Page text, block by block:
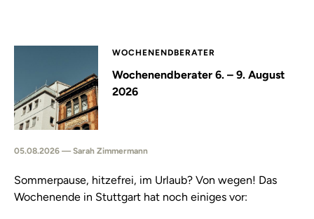
WOCHENENDBERATER
Wochenendberater 6. – 9. August
2026
05.08.2026 — Sarah Zimmermann
Sommerpause, hitzefrei, im Urlaub? Von wegen! Das
Wochenende in Stuttgart hat noch einiges vor: